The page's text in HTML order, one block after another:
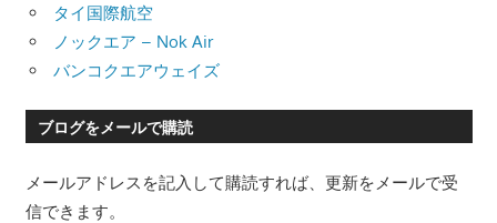
タイ国際航空
ノックエア – Nok Air
バンコクエアウェイズ
ブログをメールで購読
メールアドレスを記入して購読すれば、更新をメールで受
信できます。